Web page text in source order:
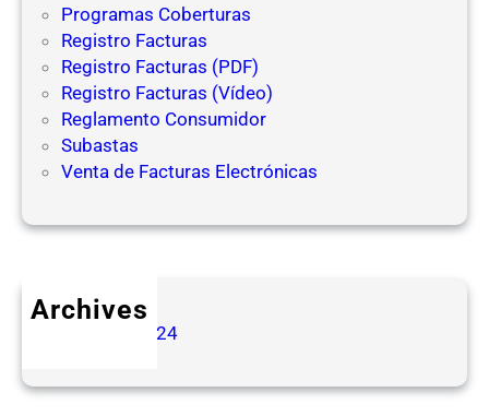
Programas Coberturas
Registro Facturas
Registro Facturas (PDF)
Registro Facturas (Vídeo)
Reglamento Consumidor
Subastas
Venta de Facturas Electrónicas
Archives
octubre 2024